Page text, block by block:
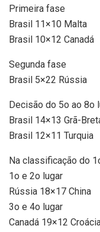
Primeira fase
Brasil 11×10 Malta
Brasil 10×12 Canadá
Segunda fase
Brasil 5×22 Rússia
Decisão do 5o ao 8o
Brasil 14×13 Grã-
Brasil 12×11 Turquia
Na classificação do
1o e 2o lugar
Rússia 18×17 China
3o e 4o lugar
Canadá 19×12